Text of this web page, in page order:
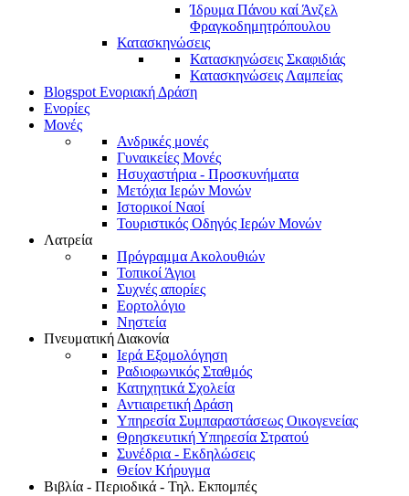
Ίδρυμα Πάνου καί Άνζελ
Φραγκοδημητρόπουλου
Κατασκηνώσεις
Κατασκηνώσεις Σκαφιδιάς
Κατασκηνώσεις Λαμπείας
Blogspot Ενοριακή Δράση
Ενορίες
Μονές
Ανδρικές μονές
Γυναικείες Μονές
Ησυχαστήρια - Προσκυνήματα
Μετόχια Ιερών Μονών
Ιστορικοί Ναοί
Τουριστικός Οδηγός Ιερών Μονών
Λατρεία
Πρόγραμμα Ακολουθιών
Τοπικοί Άγιοι
Συχνές απορίες
Εορτολόγιο
Νηστεία
Πνευματική Διακονία
Ιερά Εξομολόγηση
Ραδιοφωνικός Σταθμός
Κατηχητικά Σχολεία
Αντιαιρετική Δράση
Υπηρεσία Συμπαραστάσεως Οικογενείας
Θρησκευτική Υπηρεσία Στρατού
Συνέδρια - Εκδηλώσεις
Θείον Κήρυγμα
Βιβλία - Περιοδικά - Τηλ. Εκπομπές